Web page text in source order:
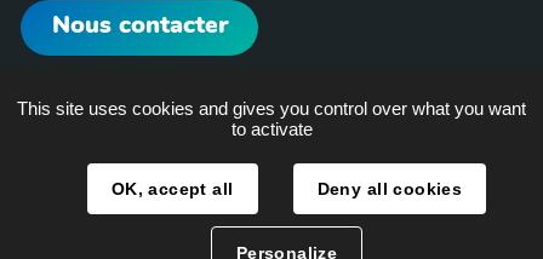
c
b
o
o
s
a
g
r
Nous contacter
Plan de site
This site uses cookies and gives you control over what you want
to activate
OK, accept all Deny all cookies
Personalize